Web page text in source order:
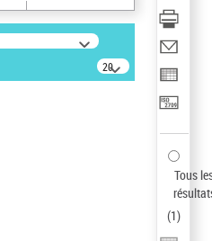
20
résultats/page
Tous
(1)